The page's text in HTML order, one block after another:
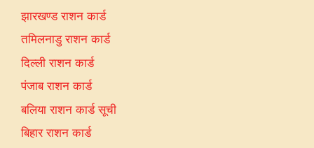
झारखण्ड राशन कार्ड
तमिलनाडु राशन कार्ड
दिल्ली राशन कार्ड
पंजाब राशन कार्ड
बलिया राशन कार्ड सूची
बिहार राशन कार्ड